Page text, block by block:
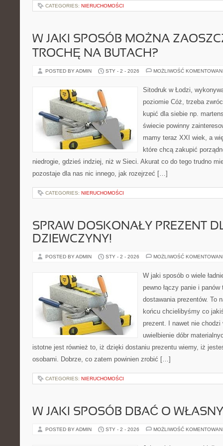
CATEGORIES: NIERUCHOMOŚCI
W JAKI SPOSÓB MOŻNA
TROCHĘ NA BUTACH?
POSTED BY ADMIN STY - 2 - 2026 MOŻLIWOŚĆ
Sitodruk w Łodzi,
poziomie Cóż, trzeba
kupić dla siebie np.
świecie powinny
mamy teraz XXI wiek, a
które chcą zakupić
niedrogie, gdzieś indziej, niż w Sieci. Akurat co do tego trudno
pozostaje dla nas nic innego, jak rozejrzeć […]
CATEGORIES: NIERUCHOMOŚCI
SPRAW DOSKONAŁY PREZENT
DZIEWCZYNY!
POSTED BY ADMIN STY - 2 - 2026 MOŻLIWOŚĆ
W jaki sposób o wiele
pewno łączy panie i
dostawania prezentów. To
końcu chcielibyśmy co
prezent. I nawet nie
uwielbienie dóbr
istotne jest również to, iż dzięki dostaniu prezentu wiemy, iż
osobami. Dobrze, co zatem powinien zrobić […]
CATEGORIES: NIERUCHOMOŚCI
W JAKI SPOSÓB DBAĆ O
POSTED BY ADMIN STY - 2 - 2026 MOŻLIWOŚĆ